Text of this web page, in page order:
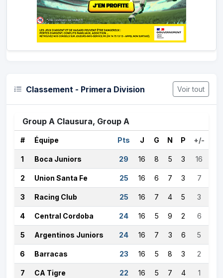
Classement - Primera Division Voir tout
Group A Clausura, Group A
# Équipe Pts J G N P +/-
1 Boca Juniors 29 16 8 5 3 16
2 Union Santa Fe 25 16 6 7 3 7
3 Racing Club 25 16 7 4 5 3
4 Central Cordoba 24 16 5 9 2 6
5 Argentinos Juniors 24 16 7 3 6 5
6 Barracas 23 16 5 8 3 2
7 CA Tigre 22 16 5 7 4 1